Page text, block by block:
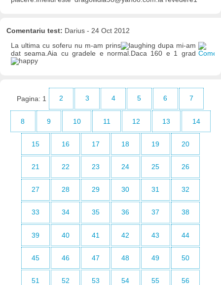
Comentariu test: Darius - 24 Oct 2012
La ultima cu soferu nu m-am prins
dupa mi-am
dat seama.Aia cu gradele e normal.Daca 160 e 1 grad
Pagina: 1 2 3 4 5 6 7
8 9 10 11 12 13 14
15 16 17 18 19 20
21 22 23 24 25 26
27 28 29 30 31 32
33 34 35 36 37 38
39 40 41 42 43 44
45 46 47 48 49 50
51 52 53 54 55 56